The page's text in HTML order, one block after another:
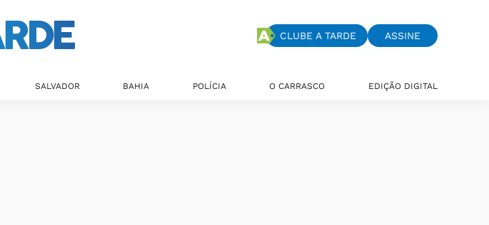
CLUBE A TARDE ASSINE
SALVADOR BAHIA POLÍCIA O CARRASCO EDIÇÃO DIGITAL